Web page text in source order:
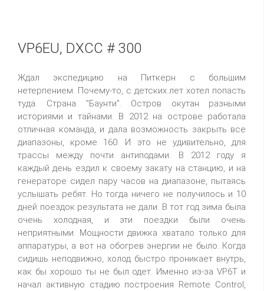
VP6EU, DXCC # 300
Ждал экспедицию на Питкерн с большим
нетерпением. Почему-то, с детских лет хотел попасть
туда. Страна "Баунти". Остров окутан разными
историями и тайнами. В 2012 на острове работала
отличная команда, и дала возможность закрыть все
диапазоны, кроме 160. И это не удивительно, для
трассы между почти антиподами. В 2012 году я
каждый день ездил к своему закату на станцию, и на
генераторе сидел пару часов на диапазоне, пытаясь
услышать ребят. Но тогда ничего не получилось и 10
дней поездок результата не дали. В тот год зима была
очень холодная, и эти поездки были очень
неприятными. Мощности движка хватало только для
аппаратуры, а вот на обогрев энергии не было. Когда
сидишь неподвижно, холод быстро проникает внутрь,
как бы хорошо ты не был одет. Именно из-за VP6T и
начал активную стадию построения Remote Control,